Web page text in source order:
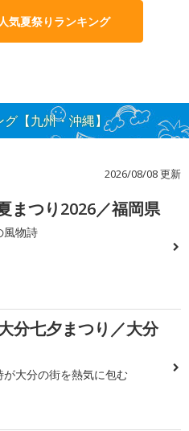
気夏祭りランキング
【九州・沖縄】
2026/08/08 更新
まつり2026／福岡県
風物詩
分七夕まつり／大分
が大分の街を熱気に包む